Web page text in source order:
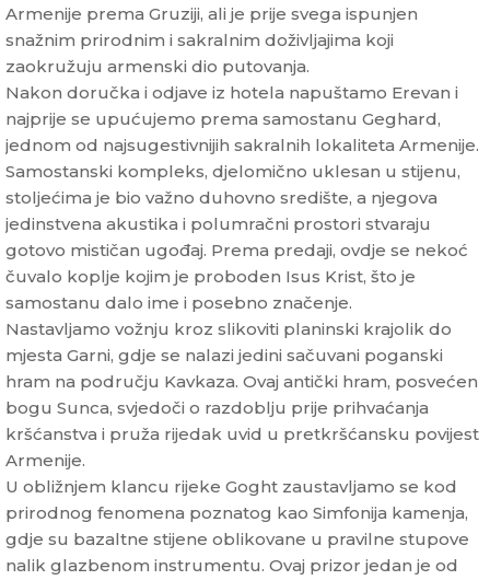
Armenije prema Gruziji, ali je prije svega ispunjen
snažnim prirodnim i sakralnim doživljajima koji
zaokružuju armenski dio putovanja.
Nakon doručka i odjave iz hotela napuštamo Erevan i
najprije se upućujemo prema samostanu Geghard,
jednom od najsugestivnijih sakralnih lokaliteta Armenije.
Samostanski kompleks, djelomično uklesan u stijenu,
stoljećima je bio važno duhovno središte, a njegova
jedinstvena akustika i polumračni prostori stvaraju
gotovo mističan ugođaj. Prema predaji, ovdje se nekoć
čuvalo koplje kojim je proboden Isus Krist, što je
samostanu dalo ime i posebno značenje.
Nastavljamo vožnju kroz slikoviti planinski krajolik do
mjesta Garni, gdje se nalazi jedini sačuvani poganski
hram na području Kavkaza. Ovaj antički hram, posvećen
bogu Sunca, svjedoči o razdoblju prije prihvaćanja
kršćanstva i pruža rijedak uvid u pretkršćansku povijest
Armenije.
U obližnjem klancu rijeke Goght zaustavljamo se kod
prirodnog fenomena poznatog kao Simfonija kamenja,
gdje su bazaltne stijene oblikovane u pravilne stupove
nalik glazbenom instrumentu. Ovaj prizor jedan je od